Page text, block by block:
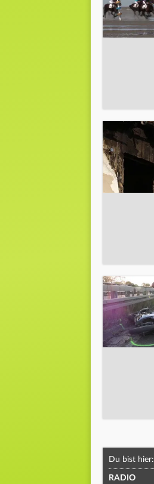
Du bist hier:
RADIO